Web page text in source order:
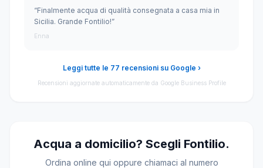
“Finalmente acqua di qualità consegnata a casa mia in
Sicilia. Grande Fontilio!”
Enna
Leggi tutte le 77 recensioni su Google ›
Recensioni aggiornate automaticamente da Google Business Profile
Acqua a domicilio? Scegli Fontilio.
Ordina online qui oppure chiamaci al numero